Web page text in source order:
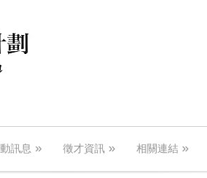
訊息 » 徵才資訊 » 相關連結 »